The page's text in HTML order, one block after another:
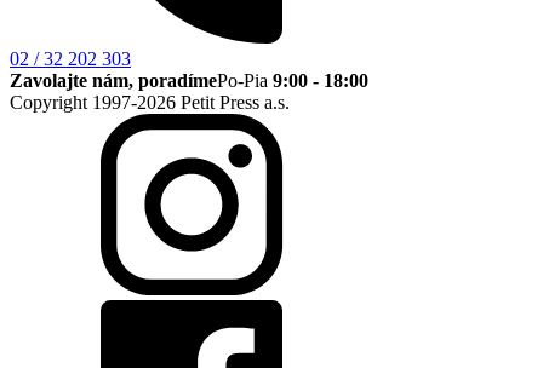
02 / 32 202 303
Zavolajte nám, poradímePo-Pia 9:00 - 18:00
Copyright 1997-2026 Petit Press a.s.